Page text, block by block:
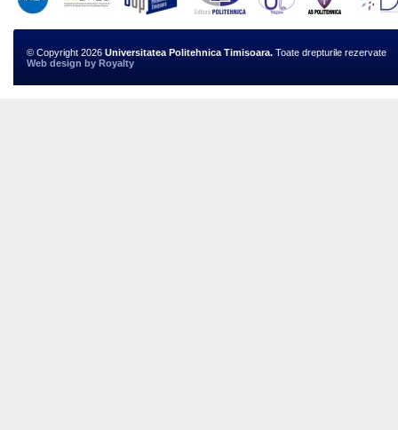
© Copyright 2026 Universitatea Politehnica Timisoara. Toate drepturile rezervate
Web design by Royalty